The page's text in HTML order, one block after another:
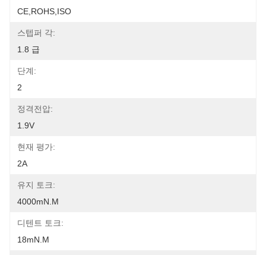
CE,ROHS,ISO
스텝퍼 각:
1.8 급
단계:
2
정격전압:
1.9V
현재 평가:
2A
유지 토크:
4000mN.m
디텐트 토크:
18mN.m